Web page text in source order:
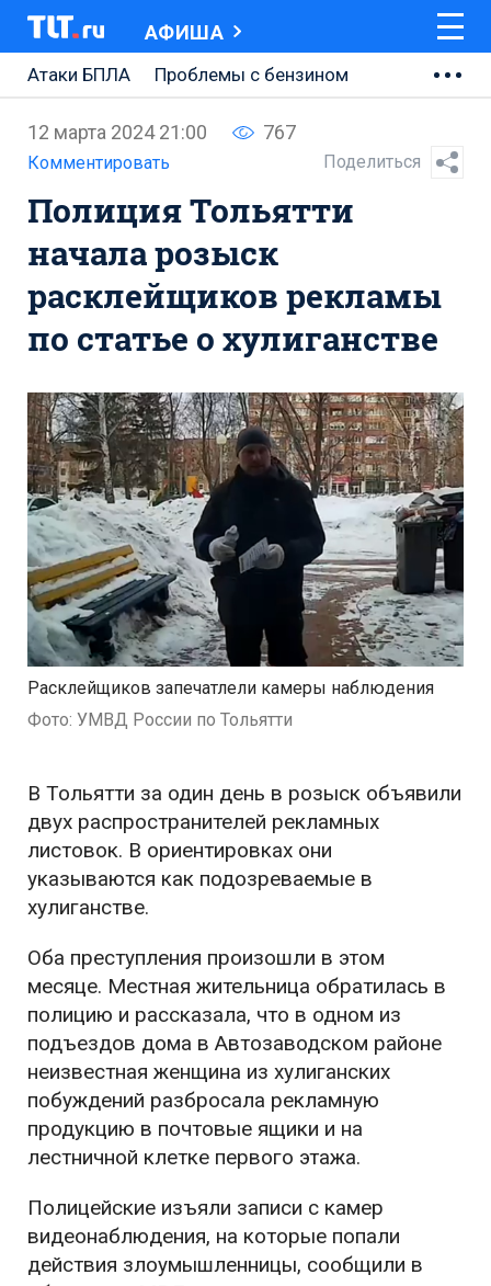
АФИША
Атаки БПЛА
Проблемы с бензином
Ремонт Центральной площади
Ремонт Обводного шоссе
Набережная Тольятти
Неделя Тольятти
12 марта 2024 21:00 767
Комментировать Поделиться
Полиция Тольятти
начала розыск
расклейщиков рекламы
по статье о хулиганстве
Расклейщиков запечатлели камеры наблюдения
Фото: УМВД России по Тольятти
В Тольятти за один день в розыск объявили
двух распространителей рекламных
листовок. В ориентировках они
указываются как подозреваемые в
хулиганстве.
Оба преступления произошли в этом
месяце. Местная жительница обратилась в
полицию и рассказала, что в одном из
подъездов дома в Автозаводском районе
неизвестная женщина из хулиганских
побуждений разбросала рекламную
продукцию в почтовые ящики и на
лестничной клетке первого этажа.
Полицейские изъяли записи с камер
видеонаблюдения, на которые попали
действия злоумышленницы, сообщили в